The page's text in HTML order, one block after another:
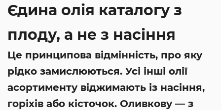
Єдина олія каталогу з
плоду, а не з насіння
Це принципова відмінність, про яку
рідко замислюються. Усі інші олії
асортименту віджимають із насіння,
горіхів або кісточок. Оливкову — з